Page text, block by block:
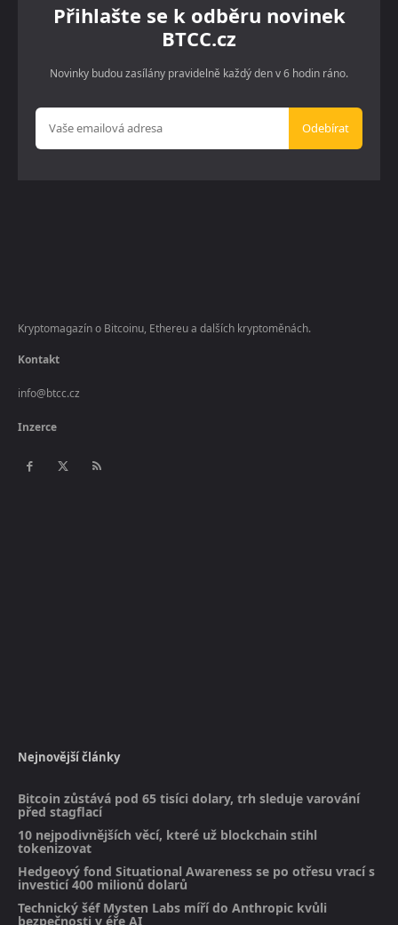
Přihlašte se k odběru novinek
BTCC.cz
Novinky budou zasílány pravidelně každý den v 6 hodin ráno.
Odebírat
Kryptomagazín o Bitcoinu, Ethereu a dalších kryptoměnách.
Kontakt
info@btcc.cz
Inzerce
Nejnovější články
Bitcoin zůstává pod 65 tisíci dolary, trh sleduje varování
před stagflací
10 nejpodivnějších věcí, které už blockchain stihl
tokenizovat
Hedgeový fond Situational Awareness se po otřesu vrací s
investicí 400 milionů dolarů
Technický šéf Mysten Labs míří do Anthropic kvůli
bezpečnosti v éře AI